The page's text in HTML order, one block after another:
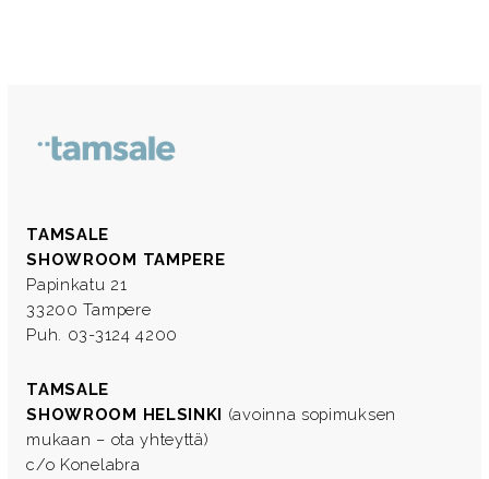
TAMSALE
SHOWROOM TAMPERE
Papinkatu 21
33200 Tampere
Puh. 03-3124 4200
TAMSALE
SHOWROOM HELSINKI (avoinna sopimuksen
mukaan – ota yhteyttä)
c/o Konelabra